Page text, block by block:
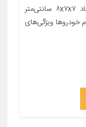
معرفی محصول جزئیات محصول ابعاد ۸x۷x۷ سانتی‌متر
خودروها ویژگی‌های